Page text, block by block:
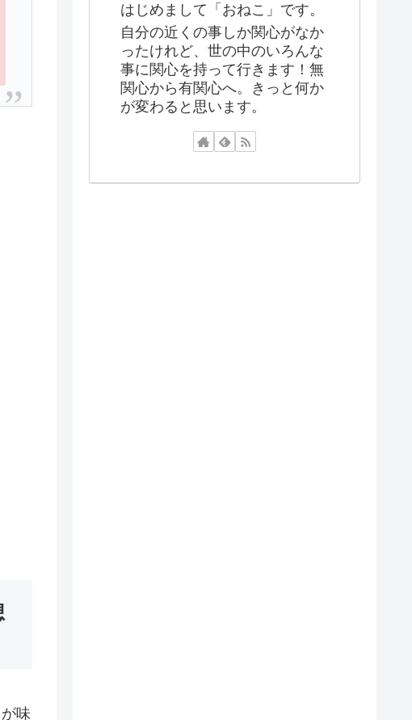
味
はじめまして「おねこ」です。
自分の近くの事しか関心がなか
ったけれど、世の中のいろんな
事に関心を持って行きます！無
関心から有関心へ。きっと何か
が変わると思います。